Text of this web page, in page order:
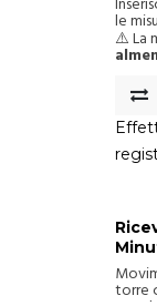
le
⚠️ La
fino
torre